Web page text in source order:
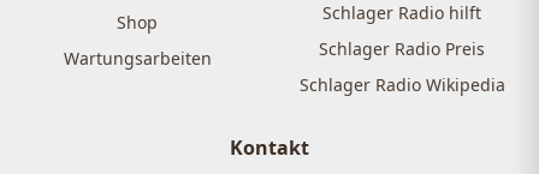
Shop
Wartungsarbeiten
Schlager Radio hilft
Schlager Radio Preis
Schlager Radio Wikipedia
Kontakt